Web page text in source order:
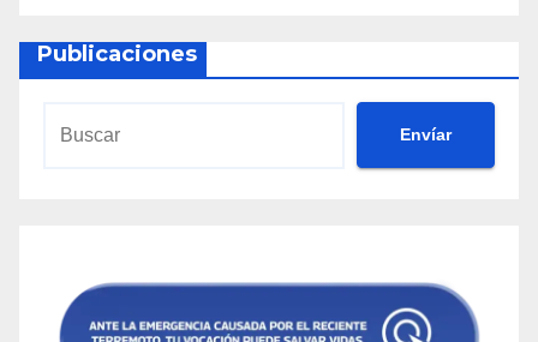
Publicaciones
Envíar